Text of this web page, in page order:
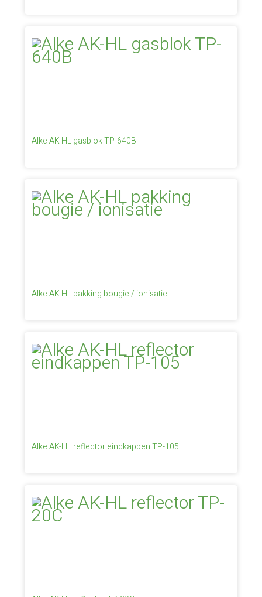
Alke AK-HL gasblok TP-640B
Alke AK-HL pakking bougie / ionisatie
Alke AK-HL reflector eindkappen TP-105